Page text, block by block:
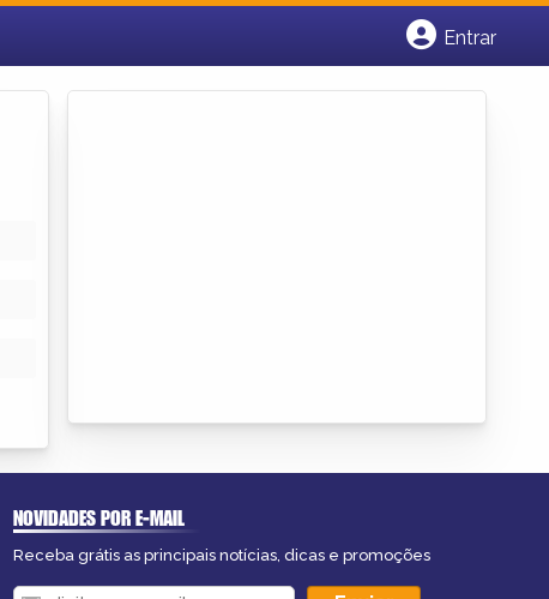
Entrar
NOVIDADES POR E-MAIL
Receba grátis as principais notícias, dicas e promoções